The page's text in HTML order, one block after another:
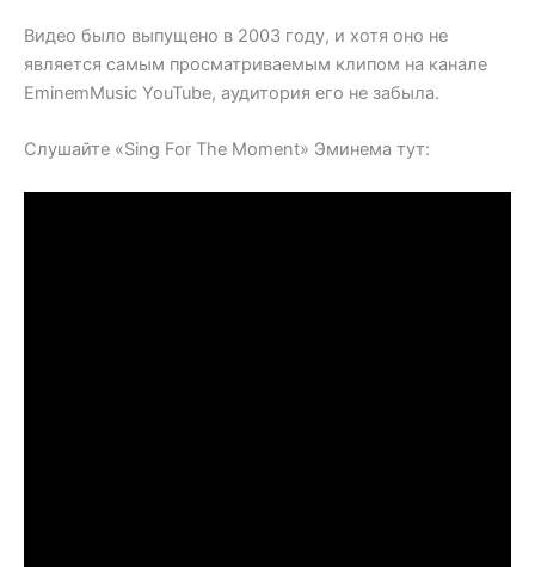
Видео было выпущено в 2003 году, и хотя оно не
является самым просматриваемым клипом на канале
EminemMusic YouTube, аудитория его не забыла.
Слушайте «Sing For The Moment» Эминема тут: